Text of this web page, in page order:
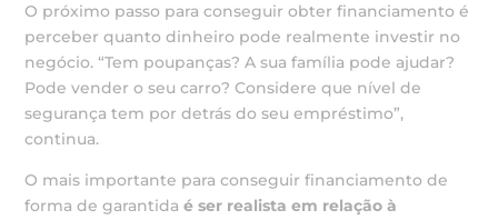
O próximo passo para conseguir obter financiamento é
perceber quanto dinheiro pode realmente investir no
negócio. “Tem poupanças? A sua família pode ajudar?
Pode vender o seu carro? Considere que nível de
segurança tem por detrás do seu empréstimo”,
continua.
O mais importante para conseguir financiamento de
forma de garantidaé ser realista em relação à